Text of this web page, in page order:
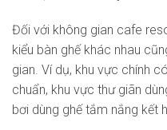
Đối với không gian cafe
kiểu bàn ghế khác nhau
gian. Ví dụ, khu vực chính
chuẩn, khu vực thư giãn
bơi dùng ghế tắm nắng kết